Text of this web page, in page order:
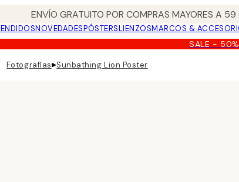
ENVÍO GRATUITO POR COMPRAS MAYORES A
NOVEDADESPÓSTERSLIENZOSMARCOS &
SALE - 50%
Fotografías▸Sunbathing Lion Poster